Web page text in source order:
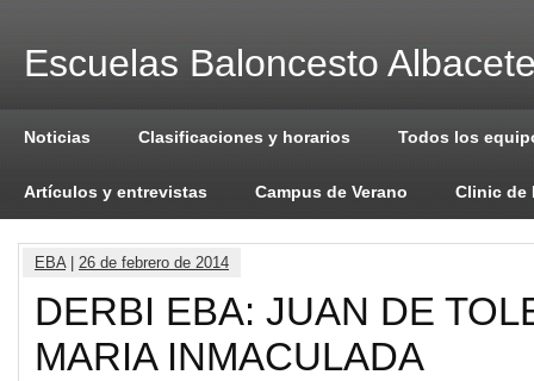
Escuelas Baloncesto
Noticias Clasificaciones y horarios Todos los
Artículos y entrevistas Campus de Verano Clinic de
EBA| 26 de febrero de 2014
DERBI EBA: JUAN DE
MARIA INMACULADA